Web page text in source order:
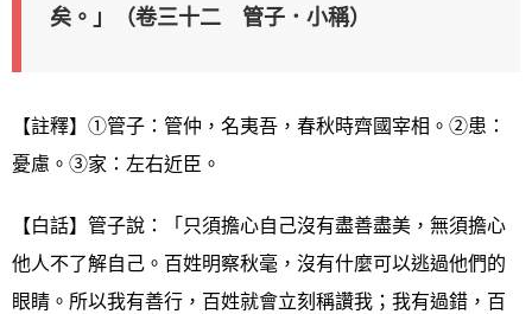
矣。」（卷三十二 管子．小稱）
【註釋】①管子：管仲，名夷吾，春秋時齊國宰相。②患：
憂慮。③家：左右近臣。
【白話】管子說：「只須擔心自己沒有盡善盡美，無須擔心
他人不了解自己。百姓明察秋毫，沒有什麼可以逃過他們的
眼睛。所以我有善行，百姓就會立刻稱讚我；我有過錯，百